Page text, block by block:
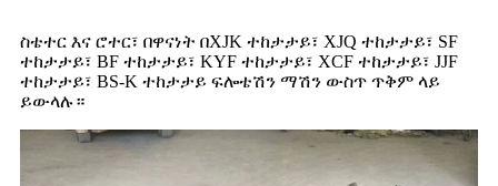
ስቴተር እና ሮተር፣ በዋናነት በXJK ተከታታይ፣ XJQ ተከታታይ፣ SF
ተከታታይ፣ BF ተከታታይ፣ KYF ተከታታይ፣ XCF ተከታታይ፣ JJF
ተከታታይ፣ BS-K ተከታታይ ፍሎቴሽን ማሽን ውስጥ ጥቅም ላይ
ይውላሉ።